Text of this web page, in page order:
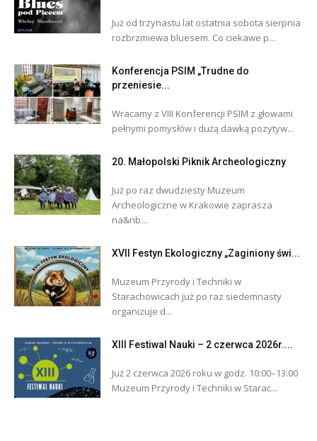
Już od trzynastu lat ostatnia sobota sierpnia
rozbrzmiewa bluesem. Co ciekawe p...
Konferencja PSIM „Trudne do
przeniesie...
Wracamy z VIII Konferencji PSIM z głowami
pełnymi pomysłów i dużą dawką pozytyw...
20. Małopolski Piknik Archeologiczny
Już po raz dwudziesty Muzeum
Archeologiczne w Krakowie zaprasza
na&nb...
XVII Festyn Ekologiczny „Zaginiony świ...
Muzeum Przyrody i Techniki w
Starachowicach już po raz siedemnasty
organizuje d...
XIII Festiwal Nauki – 2 czerwca 2026r....
Już 2 czerwca 2026 roku w godz. 10:00–13:00
Muzeum Przyrody i Techniki w Starac...